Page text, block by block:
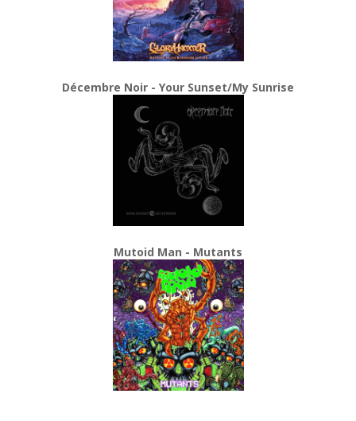
Décembre Noir - Your Sunset/My Sunrise
Mutoid Man - Mutants